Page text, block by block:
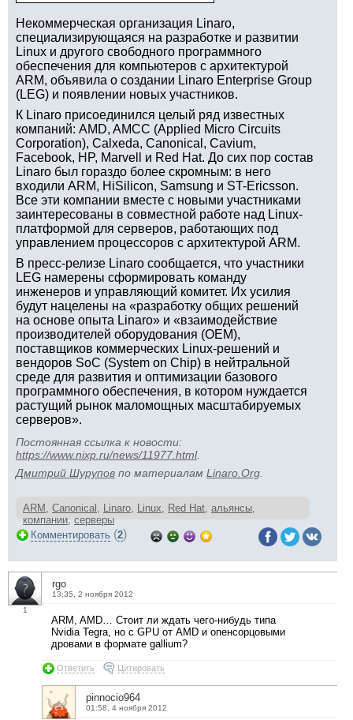
Некоммерческая организация Linaro,
специализирующаяся на разработке и развитии
Linux и другого свободного программного
обеспечения для компьютеров с архитектурой
ARM, объявила о создании Linaro Enterprise Group
(LEG) и появлении новых участников.
К Linaro присоединился целый ряд известных
компаний: AMD, AMCC (Applied Micro Circuits
Corporation), Calxeda, Canonical, Cavium,
Facebook, HP, Marvell и Red Hat. До сих пор состав
Linaro был гораздо более скромным: в него
входили ARM, HiSilicon, Samsung и ST-Ericsson.
Все эти компании вместе с новыми участниками
заинтересованы в совместной работе над Linux-
платформой для серверов, работающих под
управлением процессоров с архитектурой ARM.
В пресс-релизе Linaro сообщается, что участники
LEG намерены сформировать команду
инженеров и управляющий комитет. Их усилия
будут нацелены на «разработку общих решений
на основе опыта Linaro» и «взаимодействие
производителей оборудования (OEM),
поставщиков коммерческих Linux-решений и
вендоров SoC (System on Chip) в нейтральной
среде для развития и оптимизации базового
программного обеспечения, в котором нуждается
растущий рынок маломощных масштабируемых
серверов».
Постоянная ссылка к новости:
https://www.nixp.ru/news/11977.html.
Дмитрий Шурупов по материалам Linaro.Org
ARM , Canonical , Linaro, Linux, Red Hat, альянсы,
компании, серверы
Комментировать (2)
1
rgo
13:35, 2 ноября 2012
ARM, AMD… Стоит ли ждать чего-нибудь типа
Nvidia Tegra, но с GPU от AMD и опенсорцовыми
дровами в формате gallium?
Ответить Цитировать
pinnocio964
01:58, 4 ноября 2012